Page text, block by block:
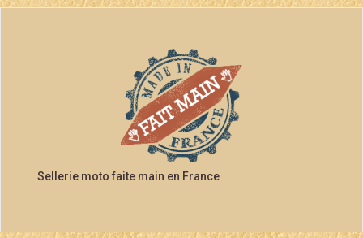
Sellerie moto faite main en France